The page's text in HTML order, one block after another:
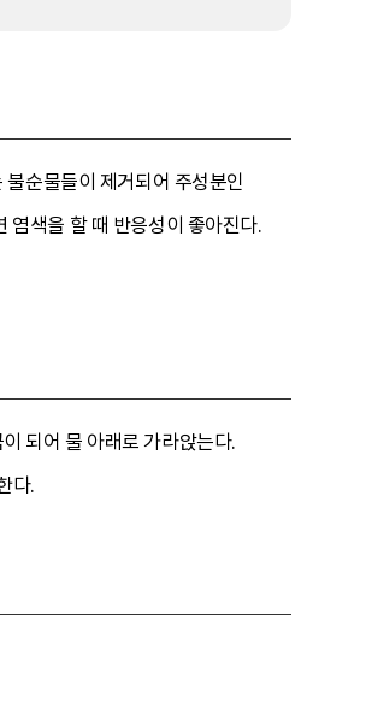
순물들이 제거되어 주성분인
염색을 할 때 반응성이 좋아진다.
되어 물 아래로 가라앉는다.
다.